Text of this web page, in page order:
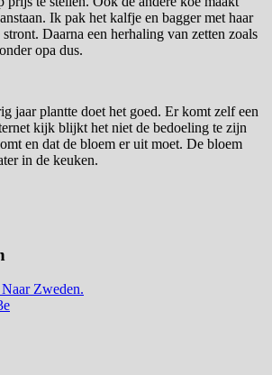
Ik pak het kalfje en bagger met haar
Daarna een herhaling van zetten zoals
opa dus.
jaar plantte doet het goed. Er komt zelf een
kijk blijkt het niet de bedoeling te zijn
en dat de bloem er uit moet. De bloem
in de keuken.
Zweden.